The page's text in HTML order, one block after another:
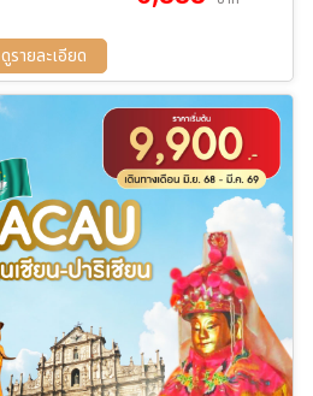
15 พ.ย. 69 - 17 พ.ย. 69
17 พ.ย. 69 - 19 พ.ย. 69
19 พ.ย. 69 - 21 พ.ย. 69
21 พ.ย. 69 - 23 พ.ย. 69
23 พ.ย. 69 - 25 พ.ย. 69
25 พ.ย. 69 - 27 พ.ย. 69
27 พ.ย. 69 - 29 พ.ย. 69
29 พ.ย. 69 - 01 ธ.ค. 69
01 ธ.ค. 69 - 03 ธ.ค. 69
07 ธ.ค. 69 - 09 ธ.ค. 69
09 ธ.ค. 69 - 11 ธ.ค. 69
12 ธ.ค. 69 - 14 ธ.ค. 69
14 ส.ค. 69 - 16 ส.ค. 69
16 ส.ค. 69 - 18 ส.ค. 69
20 ส.ค. 69 - 22 ส.ค. 69
22 ส.ค. 69 - 24 ส.ค. 69
26 ส.ค. 69 - 28 ส.ค. 69
28 ส.ค. 69 - 30 ส.ค. 69
30 ส.ค. 69 - 01 ก.ย. 69
01 ก.ย. 69 - 03 ก.ย. 69
03 ก.ย. 69 - 05 ก.ย. 69
05 ก.ย. 69 - 07 ก.ย. 69
07 ก.ย. 69 - 09 ก.ย. 69
09 ก.ย. 69 - 11 ก.ย. 69
11 ก.ย. 69 - 13 ก.ย. 69
13 ก.ย. 69 - 15 ก.ย. 69
15 ก.ย. 69 - 17 ก.ย. 69
ดูรายละเอียด